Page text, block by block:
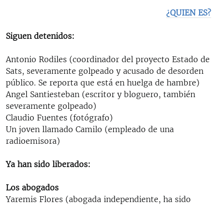
¿QUIEN ES?
Siguen detenidos:
Antonio Rodiles (coordinador del proyecto Estado de
Sats, severamente golpeado y acusado de desorden
público. Se reporta que está en huelga de hambre)
Angel Santiesteban (escritor y bloguero, también
severamente golpeado)
Claudio Fuentes (fotógrafo)
Un joven llamado Camilo (empleado de una
radioemisora)
Ya han sido liberados:
Los abogados
Yaremis Flores (abogada independiente, ha sido